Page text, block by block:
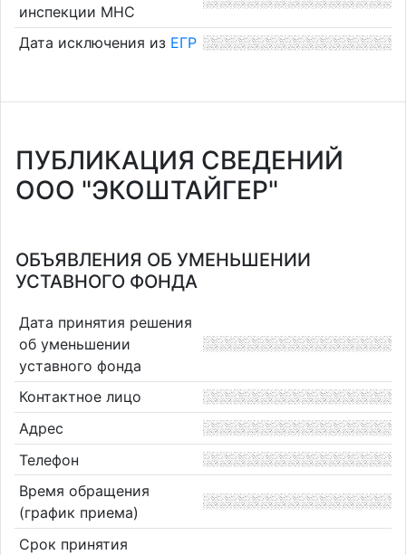
инспекции МНС
Дата исключения из ЕГР
ПУБЛИКАЦИЯ СВЕДЕНИЙ
ООО "ЭКОШТАЙГЕР"
ОБЪЯВЛЕНИЯ ОБ УМЕНЬШЕНИИ
УСТАВНОГО ФОНДА
Дата принятия решения
об уменьшении
уставного фонда
Контактное лицо
Адрес
Телефон
Время обращения
(график приема)
Срок принятия